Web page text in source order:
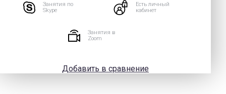
Занятия по
Skype
Есть личный
кабинет
Занятия в
Zoom
Добавить в сравнение